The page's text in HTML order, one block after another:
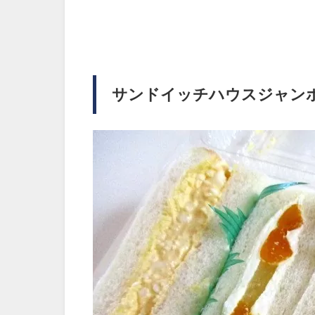
サンドイッチハウスジャン